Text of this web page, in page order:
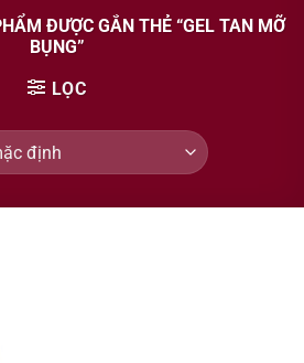
ĐƯỢC GẮN THẺ “GEL TAN MỠ
BỤNG”
LỌC